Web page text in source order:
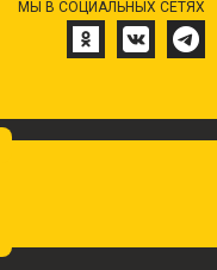
МЫ В СОЦИАЛЬНЫХ СЕТЯХ